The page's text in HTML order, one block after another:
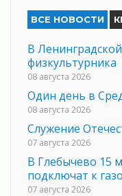
ВСЕ НОВОСТИ
В
физкультурника
08 августа 2026
Один день в
08 августа 2026
Служение
07 августа 2026
В Глебычево 15
подключат к
07 августа 2026